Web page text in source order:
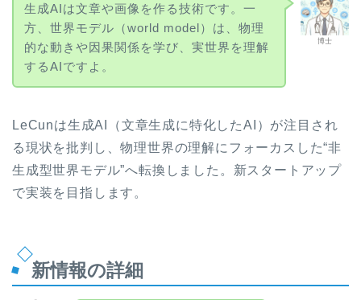
博士
生成AIは文章や画像を作る技術です。一
方、世界モデル（world model）は、物理
的な動きや因果関係を学び、実世界を理解
するAIですよ。
LeCunは生成AI（文章生成に特化したAI）が注目され
る現状を批判し、物理世界の理解にフォーカスした“非
生成型世界モデル”へ転換しました。新スタートアップ
で実装を目指します。
新情報の詳細